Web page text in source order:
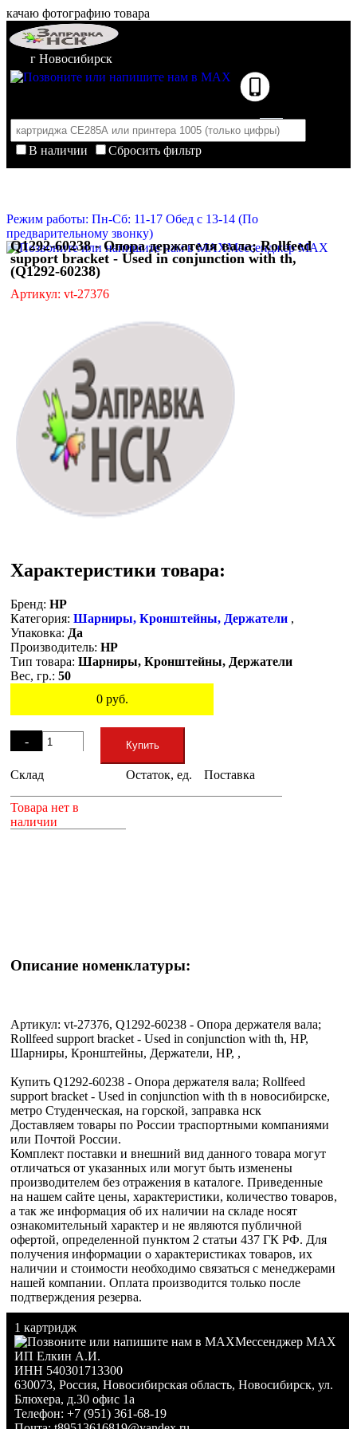
качаю фотографию товара
г Новосибирск
В наличии
Сбросить фильтр
Корзина пуста
Режим работы: Пн-Сб: 11-17 Обед с 13-14 (По
предварительному звонку)
Мессенджер MAX
Q1292-60238 - Опора держателя вала; Rollfeed
support bracket - Used in conjunction with th,
(Q1292-60238)
Артикул: vt-27376
Характеристики товара:
Бренд: HP
Категория: Шарниры, Кронштейны, Держатели ,
Упаковка: Да
Производитель: HP
Тип товара: Шарниры, Кронштейны, Держатели
Вес, гр.: 50
0руб.
-
+
Купить
Склад Остаток, ед. Поставка
Товара нет в
наличии
Описание номенклатуры:
Артикул: vt-27376, Q1292-60238 - Опора держателя вала;
Rollfeed support bracket - Used in conjunction with th, HP,
Шарниры, Кронштейны, Держатели, HP, ,
Купить Q1292-60238 - Опора держателя вала; Rollfeed
support bracket - Used in conjunction with th в новосибирске,
метро Студенческая, на горской, заправка нск
Доставляем товары по России траспортными компаниями
или Почтой России.
Комплект поставки и внешний вид данного товара могут
отличаться от указанных или могут быть изменены
производителем без отражения в каталоге. Приведенные
на нашем сайте цены, характеристики, количество товаров,
а так же информация об их наличии на складе носят
ознакомительный характер и не являются публичной
офертой, определенной пунктом 2 статьи 437 ГК РФ. Для
получения информации о характеристиках товаров, их
наличии и стоимости необходимо связаться с менеджерами
нашей компании. Оплата производится только после
подтверждения резерва.
1 картридж
Мессенджер MAX
ИП Елкин А.И.
ИНН 540301713300
630073, Россия, Новосибирская область, Новосибирск, ул.
Блюхера, д.30 офис 1а
Телефон: +7 (951) 361-68-19